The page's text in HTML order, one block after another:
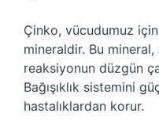
Çinko, vücudumuz
mineraldir. Bu
reaksiyonun düzgün
Bağışıklık sistemini
hastalıklardan korur.